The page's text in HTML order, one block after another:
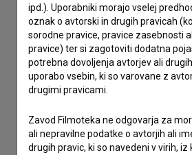
ipd.). Uporabniki morajo vselej
oznak o avtorski in drugih pravicah
sorodne pravice, pravice zasebnosti
pravice) ter si zagotoviti dodatna
potrebna dovoljenja avtorjev ali
uporabo vsebin, ki so varovane z
drugimi pravicami.
Zavod Filmoteka ne odgovarja za
ali nepravilne podatke o avtorjih ali
drugih pravic, ki so navedeni v virih, iz